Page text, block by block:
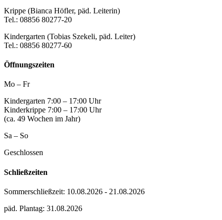
Krippe (Bianca Höfler, päd. Leiterin)
Tel.: 08856 80277-20
Kindergarten (Tobias Szekeli, päd. Leiter)
Tel.: 08856 80277-60
Öffnungszeiten
Mo – Fr
Kindergarten 7:00 – 17:00 Uhr
Kinderkrippe 7:00 – 17:00 Uhr
(ca. 49 Wochen im Jahr)
Sa – So
Geschlossen
Schließzeiten
Sommerschließzeit: 10.08.2026 - 21.08.2026
päd. Plantag: 31.08.2026